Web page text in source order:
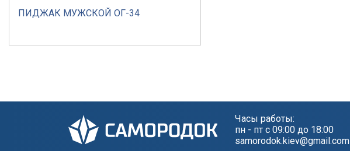
ПИДЖАК МУЖСКОЙ ОГ-34
Часы работы:
пн - пт с 09:00 до 18:00
samorodok.kiev@gmail.com